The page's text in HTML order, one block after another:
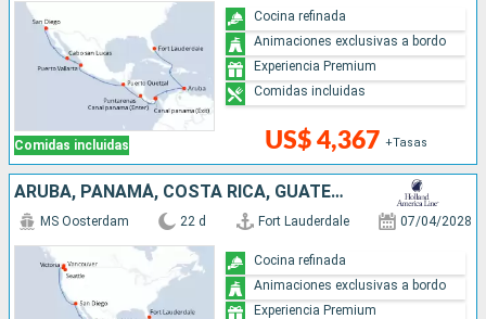
Comidas incluidas US$ 4,367 +Tasas
Cocina refinada
Animaciones exclusivas a bordo
Experiencia Premium
Comidas incluidas
ARUBA, PANAMÁ, COSTA RICA, GUATEMALA, MÉXICO, ESTADOS UNIDOS, CANADÁ
MS Oosterdam 22 d Fort Lauderdale 07/04/2028
Cocina refinada
Animaciones exclusivas a bordo
Experiencia Premium